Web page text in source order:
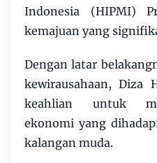
Indonesia (HIPMI)
kemajuan yang
Dengan latar
kewirausahaan, Diza
keahlian untuk
ekonomi yang
kalangan muda.